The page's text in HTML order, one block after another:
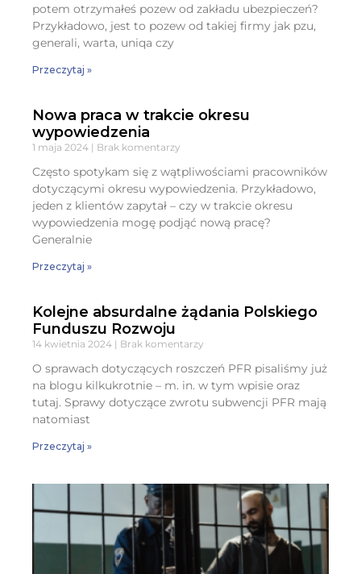
potem otrzymałeś pozew od zakładu ubezpieczeń?
Przykładowo, jest to pozew od takiej firmy jak pzu,
generali, warta, uniqa czy
Przeczytaj »
Nowa praca w trakcie okresu
wypowiedzenia
1 maja 2024 Brak komentarzy
Często spotykam się z wątpliwościami pracowników
dotyczącymi okresu wypowiedzenia. Przykładowo,
jeden z klientów zapytał – czy w trakcie okresu
wypowiedzenia mogę podjąć nową pracę?
Generalnie
Przeczytaj »
Kolejne absurdalne żądania Polskiego
Funduszu Rozwoju
14 kwietnia 2024 Brak komentarzy
O sprawach dotyczących roszczeń PFR pisaliśmy już
na blogu kilkukrotnie – m. in. w tym wpisie oraz
tutaj. Sprawy dotyczące zwrotu subwencji PFR mają
natomiast
Przeczytaj »